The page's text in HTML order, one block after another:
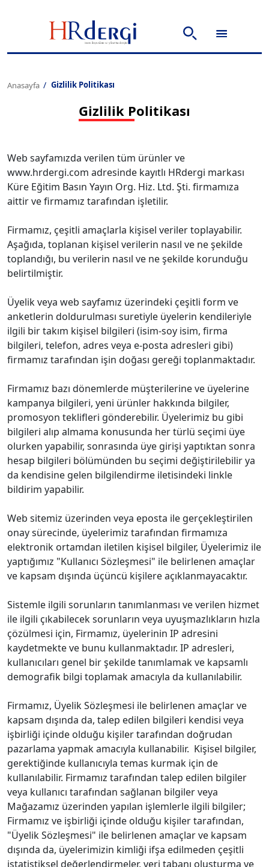
Anasayfa Gizlilik Politikası
Gizlilik Politikası
Web sayfamızda verilen tüm ürünler ve
www.hrdergi.com adresinde kayıtlı HRdergi markası
Küre Eğitim Basın Yayın Org. Hiz. Ltd. Şti. firmamıza
aittir ve firmamız tarafından işletilir.
Firmamız, çeşitli amaçlarla kişisel veriler toplayabilir.
Aşağıda, toplanan kişisel verilerin nasıl ve ne şekilde
toplandığı, bu verilerin nasıl ve ne şekilde korunduğu
belirtilmiştir.
Üyelik veya web sayfamız üzerindeki çeşitli form ve
anketlerin doldurulması suretiyle üyelerin kendileriyle
ilgili bir takım kişisel bilgileri (isim-soy isim, firma
bilgileri, telefon, adres veya e-posta adresleri gibi)
firmamız tarafından işin doğası gereği toplanmaktadır.
Firmamız bazı dönemlerde müşterilerine ve üyelerine
kampanya bilgileri, yeni ürünler hakkında bilgiler,
promosyon teklifleri gönderebilir. Üyelerimiz bu gibi
bilgileri alıp almama konusunda her türlü seçimi üye
olurken yapabilir, sonrasında üye girişi yaptıktan sonra
hesap bilgileri bölümünden bu seçimi değiştirilebilir ya
da kendisine gelen bilgilendirme iletisindeki linkle
bildirim yapabilir.
Web sitemiz üzerinden veya eposta ile gerçekleştirilen
onay sürecinde, üyelerimiz tarafından firmamıza
elektronik ortamdan iletilen kişisel bilgiler, Üyelerimiz ile
yaptığımız "Kullanıcı Sözleşmesi" ile belirlenen amaçlar
ve kapsam dışında üçüncü kişilere açıklanmayacaktır.
Sistemle ilgili sorunların tanımlanması ve verilen hizmet
ile ilgili çıkabilecek sorunların veya uyuşmazlıkların hızla
çözülmesi için, Firmamız, üyelerinin IP adresini
kaydetmekte ve bunu kullanmaktadır. IP adresleri,
kullanıcıları genel bir şekilde tanımlamak ve kapsamlı
demografik bilgi toplamak amacıyla da kullanılabilir.
Firmamız, Üyelik Sözleşmesi ile belirlenen amaçlar ve
kapsam dışında da, talep edilen bilgileri kendisi veya
işbirliği içinde olduğu kişiler tarafından doğrudan
pazarlama yapmak amacıyla kullanabilir. Kişisel bilgiler,
gerektiğinde kullanıcıyla temas kurmak için de
kullanılabilir. Firmamız tarafından talep edilen bilgiler
veya kullanıcı tarafından sağlanan bilgiler veya
Mağazamız üzerinden yapılan işlemlerle ilgili bilgiler;
Firmamız ve işbirliği içinde olduğu kişiler tarafından,
"Üyelik Sözleşmesi" ile belirlenen amaçlar ve kapsam
dışında da, üyelerimizin kimliği ifşa edilmeden çeşitli
istatistiksel değerlendirmeler, veri tabanı oluşturma ve